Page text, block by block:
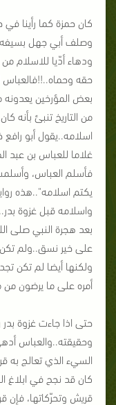
كان حمزة كما رأينا
وصلف أبي جهل بسيفه
ودهاء أدّيا للاسلام
حقه وحماه..!!فالعباس
بعض المؤرخين يعدونه
من التاريخ تنبئ بأنه
اسلامه..يقول أبو
غلاما للعباس بن عبد
فأسلم العباس،
يكتم اسلامه"..هذه
واسلامه قبل غزوة
بعد هجرة النبي صلى
على خير نسق..ولم
ولكنها أيضا لم تكن
أمره على ما يرضون
حتى اذا جاءت غزوة بدر
وحقيقته..والعباس
السيء الذي تعالج به
كان قد نجح في ابلاغ
قريش وتحرّكاتها،